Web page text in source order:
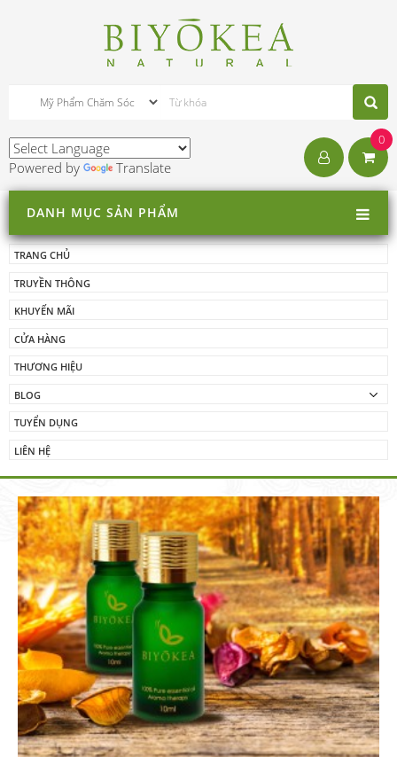
Powered by Translate
0
DANH MỤC SẢN PHẨM
TRANG CHỦ
TRUYỀN THÔNG
KHUYẾN MÃI
CỬA HÀNG
THƯƠNG HIỆU
BLOG
TUYỂN DỤNG
LIÊN HỆ